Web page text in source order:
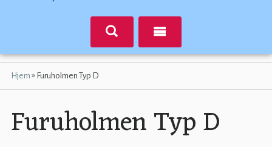
Hjem » Furuholmen Typ D
Furuholmen Typ D